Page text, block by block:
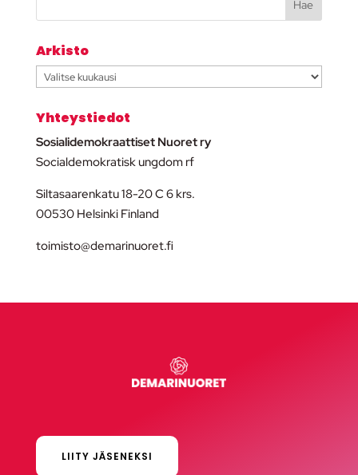
Arkisto
Arkisto
Yhteystiedot
Sosialidemokraattiset Nuoret ry
Socialdemokratisk ungdom rf
Siltasaarenkatu 18-20 C 6 krs.
00530 Helsinki Finland
toimisto@demarinuoret.fi
LIITY JÄSENEKSI